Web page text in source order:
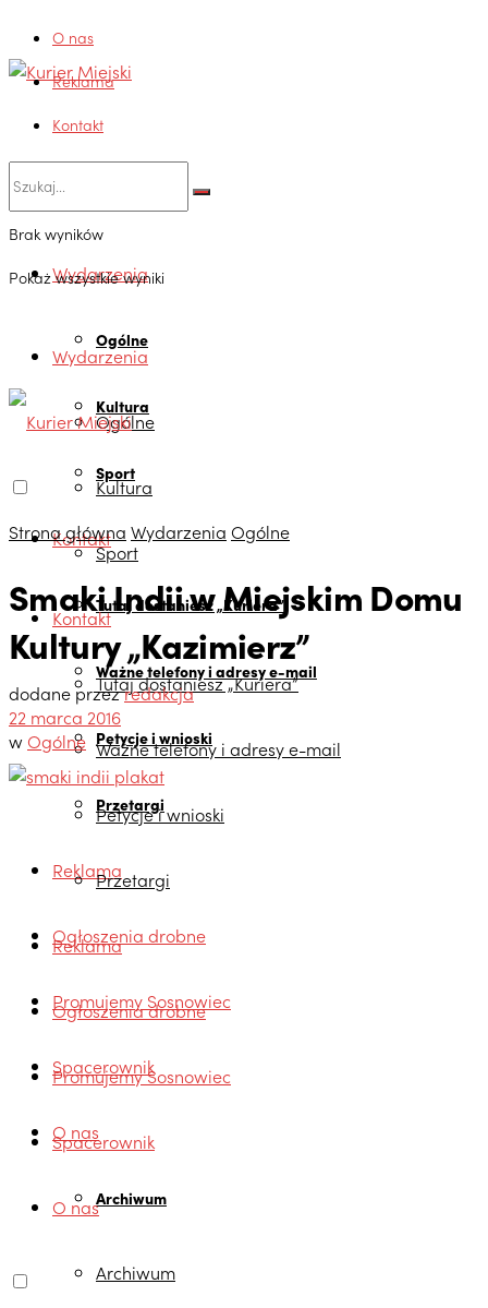
O nas
Reklama
Kontakt
Brak wyników
Pokaż wszystkie wyniki
Wydarzenia
Ogólne
Kultura
Sport
Kontakt
Tutaj dostaniesz „Kuriera”
Ważne telefony i adresy e-mail
Petycje i wnioski
Przetargi
Reklama
Ogłoszenia drobne
Promujemy Sosnowiec
Spacerownik
O nas
Archiwum
Wydarzenia
Ogólne
Kultura
Sport
Kontakt
Tutaj dostaniesz „Kuriera”
Ważne telefony i adresy e-mail
Petycje i wnioski
Przetargi
Reklama
Ogłoszenia drobne
Promujemy Sosnowiec
Spacerownik
O nas
Archiwum
Strona główna Wydarzenia Ogólne
Smaki Indii w Miejskim Domu
Kultury „Kazimierz”
dodane przezredakcja
22 marca 2016
wOgólne